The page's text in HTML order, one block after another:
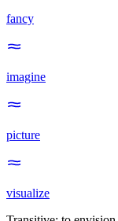
fancy
imagine
picture
visualize